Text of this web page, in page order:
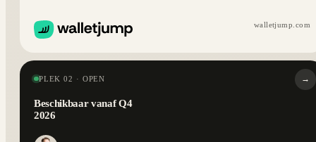
walletjump.com
PLEK 02 · OPEN
Beschikbaar vanaf Q4
2026
→